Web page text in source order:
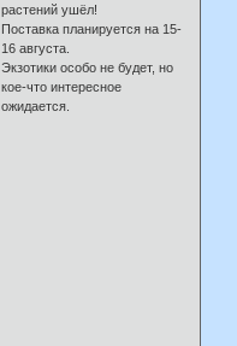
растений ушёл!
Поставка планируется на 15-
16 августа.
Экзотики особо не будет, но
кое-что интересное
ожидается.